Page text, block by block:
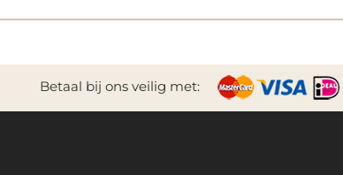
Betaal bij ons veilig met: